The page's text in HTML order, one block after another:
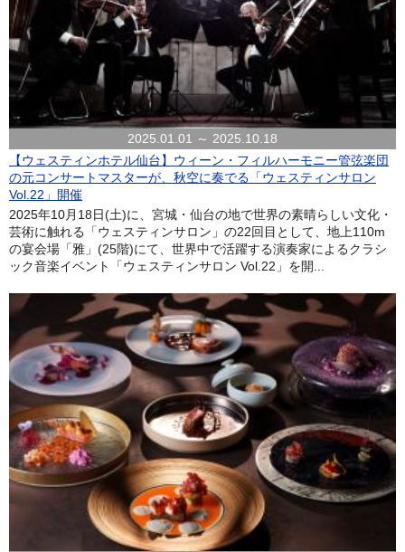
2025.01.01 ～ 2025.10.18
【ウェスティンホテル仙台】ウィーン・フィルハーモニー管弦楽団
の元コンサートマスターが、秋空に奏でる「ウェスティンサロン
Vol.22」開催
2025年10月18日(土)に、宮城・仙台の地で世界の素晴らしい文化・
芸術に触れる「ウェスティンサロン」の22回目として、地上110m
の宴会場「雅」(25階)にて、世界中で活躍する演奏家によるクラシ
ック音楽イベント「ウェスティンサロン Vol.22」を開...